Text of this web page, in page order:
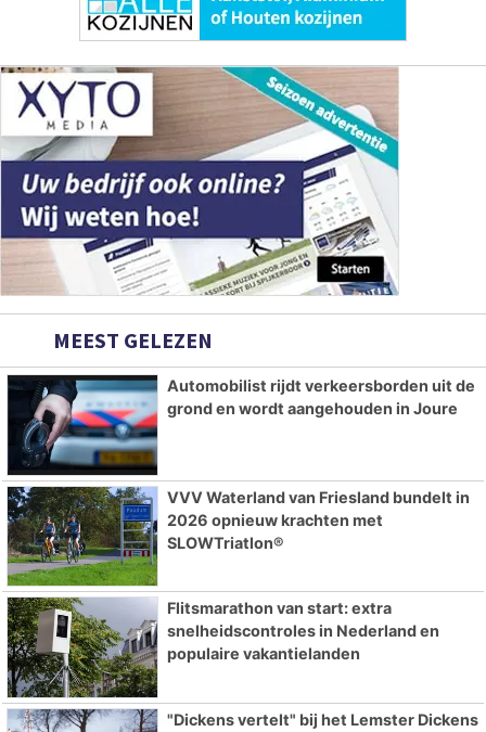
MEEST GELEZEN
Automobilist rijdt verkeersborden uit de
grond en wordt aangehouden in Joure
VVV Waterland van Friesland bundelt in
2026 opnieuw krachten met
SLOWTriatlon®
Flitsmarathon van start: extra
snelheidscontroles in Nederland en
populaire vakantielanden
"Dickens vertelt" bij het Lemster Dickens